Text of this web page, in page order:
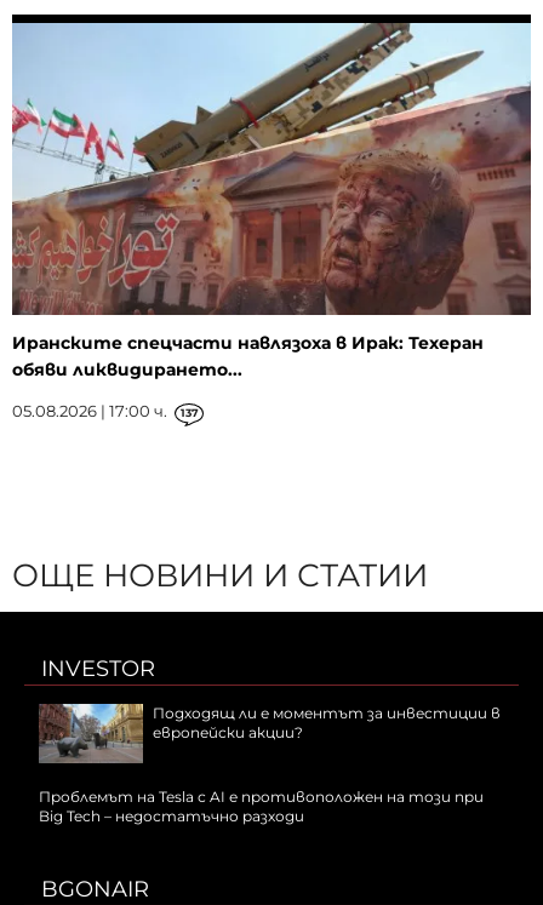
Иранските спецчасти навлязоха в Ирак: Техеран
обяви ликвидирането...
05.08.2026 | 17:00 ч. 137
ОЩЕ НОВИНИ И СТАТИИ
INVESTOR
Подходящ ли е моментът за инвестиции в
европейски акции?
Проблемът на Tesla с AI е противоположен на този при
Big Tech – недостатъчно разходи
BGONAIR